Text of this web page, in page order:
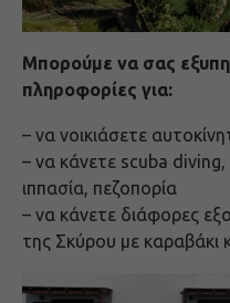
Μπορούμε να σας
πληροφορίες για:
– να νοικιάσετε
– να κάνετε scuba
ιππασία, πεζοπορία
– να κάνετε διάφορες
της Σκύρου με καραβάκι